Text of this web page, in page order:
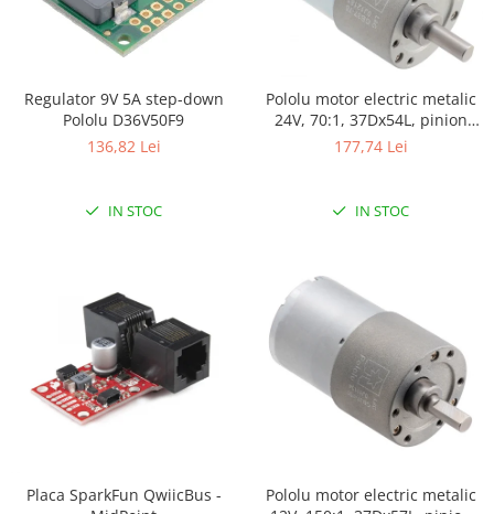
Cadouri
Puzzle mecanic Ugears
Constructor foto Mozabrick &
Driver
Altele
Stepper
Regulator 9V 5A step-down
Pololu D36V50F9
136,82 Lei
IN STOC
Pololu motor electric metalic
24V, 70:1, 37Dx54L, pinion
elicoidal
177,74 Lei
IN STOC
Placa SparkFun QwiicBus -
Pololu motor electric metalic